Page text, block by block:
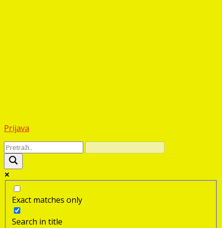
Prijava
Exact matches only
Search in title